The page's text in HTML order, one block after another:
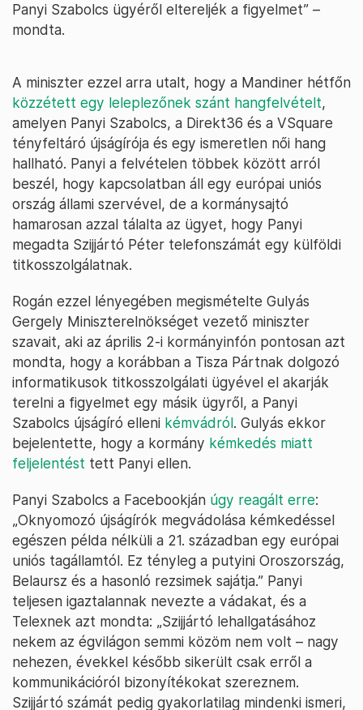
Panyi Szabolcs ügyéről eltereljék a figyelmet” –
mondta.
A miniszter ezzel arra utalt, hogy a Mandiner hétfőn
közzétett egy leleplezőnek szánt hangfelvételt,
amelyen Panyi Szabolcs, a Direkt36 és a VSquare
tényfeltáró újságírója és egy ismeretlen női hang
hallható. Panyi a felvételen többek között arról
beszél, hogy kapcsolatban áll egy európai uniós
ország állami szervével, de a kormánysajtó
hamarosan azzal tálalta az ügyet, hogy Panyi
megadta Szijjártó Péter telefonszámát egy külföldi
titkosszolgálatnak.
Rogán ezzel lényegében megismételte Gulyás
Gergely Miniszterelnökséget vezető miniszter
szavait, aki az április 2-i kormányinfón pontosan azt
mondta, hogy a korábban a Tisza Pártnak dolgozó
informatikusok titkosszolgálati ügyével el akarják
terelni a figyelmet egy másik ügyről, a Panyi
Szabolcs újságíró elleni kémvádról. Gulyás ekkor
bejelentette, hogy a kormány kémkedés miatt
feljelentést tett Panyi ellen.
Panyi Szabolcs a Facebookján úgy reagált erre:
„Oknyomozó újságírók megvádolása kémkedéssel
egészen példa nélküli a 21. században egy európai
uniós tagállamtól. Ez tényleg a putyini Oroszország,
Belaursz és a hasonló rezsimek sajátja.” Panyi
teljesen igaztalannak nevezte a vádakat, és a
Telexnek azt mondta: „Szijjártó lehallgatásához
nekem az égvilágon semmi közöm nem volt – nagy
nehezen, évekkel később sikerült csak erről a
kommunikációról bizonyítékokat szereznem.
Szijjártó számát pedig gyakorlatilag mindenki ismeri,